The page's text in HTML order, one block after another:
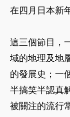
在四月日本新
這三個節目，
域的地理及地
的發展史；一
半搞笑半認真
被關注的流行